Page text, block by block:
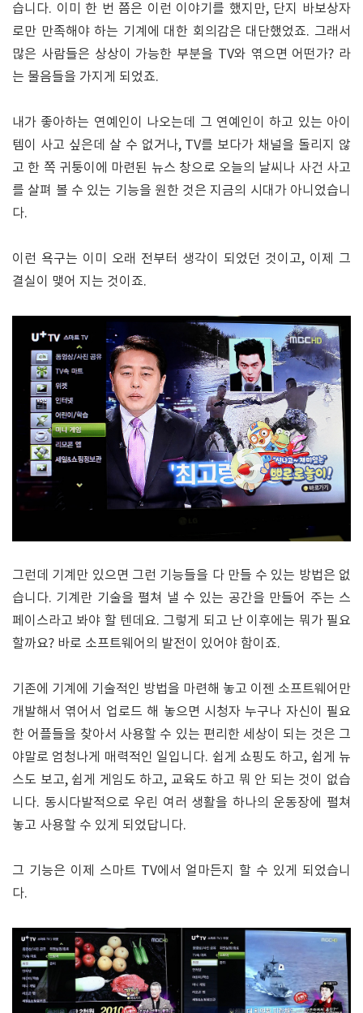
습니다. 이미 한 번 쯤은 이런 이야기를 했지만, 단지 바보상자
로만 만족해야 하는 기계에 대한 회의감은 대단했었죠. 그래서
많은 사람들은 상상이 가능한 부분을 TV와 엮으면 어떤가? 라
는 물음들을 가지게 되었죠.
내가 좋아하는 연예인이 나오는데 그 연예인이 하고 있는 아이
템이 사고 싶은데 살 수 없거나, TV를 보다가 채널을 돌리지 않
고 한 쪽 귀퉁이에 마련된 뉴스 창으로 오늘의 날씨나 사건 사고
를 살펴 볼 수 있는 기능을 원한 것은 지금의 시대가 아니었습니
다.
이런 욕구는 이미 오래 전부터 생각이 되었던 것이고, 이제 그
결실이 맺어 지는 것이죠.
그런데 기계만 있으면 그런 기능들을 다 만들 수 있는 방법은 없
습니다. 기계란 기술을 펼쳐 낼 수 있는 공간을 만들어 주는 스
페이스라고 봐야 할 텐데요. 그렇게 되고 난 이후에는 뭐가 필요
할까요? 바로 소프트웨어의 발전이 있어야 함이죠.
기존에 기계에 기술적인 방법을 마련해 놓고 이젠 소프트웨어만
개발해서 엮어서 업로드 해 놓으면 시청자 누구나 자신이 필요
한 어플들을 찾아서 사용할 수 있는 편리한 세상이 되는 것은 그
야말로 엄청나게 매력적인 일입니다. 쉽게 쇼핑도 하고, 쉽게 뉴
스도 보고, 쉽게 게임도 하고, 교육도 하고 뭐 안 되는 것이 없습
니다. 동시다발적으로 우린 여러 생활을 하나의 운동장에 펼쳐
놓고 사용할 수 있게 되었답니다.
그 기능은 이제 스마트 TV에서 얼마든지 할 수 있게 되었습니
다.